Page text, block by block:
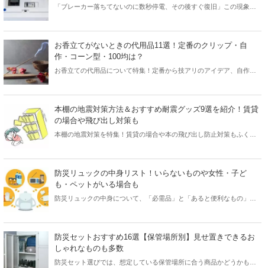
「ブレーカー落ちてないのに数秒停電、その後すぐ復旧」この現象の
お香立てがないときの代用品11選！定番のクリップ・自
作・コーン型・100均は？
お香立ての代用品について特集！定番から技アリのアイデア、自作ま
本棚の地震対策方法＆おすすめ耐震グッズ9選を紹介！賃貸
の場合や飛び出し対策も
本棚の地震対策を特集！賃貸の場合や本の飛び出し防止対策もふく
防災リュックの中身リスト！いらないものや女性・子ど
も・ペットがいる場合も
防災リュックの中身について、「必需品」と「あると便利なもの」を
防災セットおすすめ16選【保管場所別】見せ置きできるお
しゃれなものも多数
防災セット選びでは、想定している保管場所に合う商品かどうかも重